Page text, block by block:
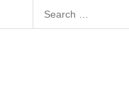
Search
for: